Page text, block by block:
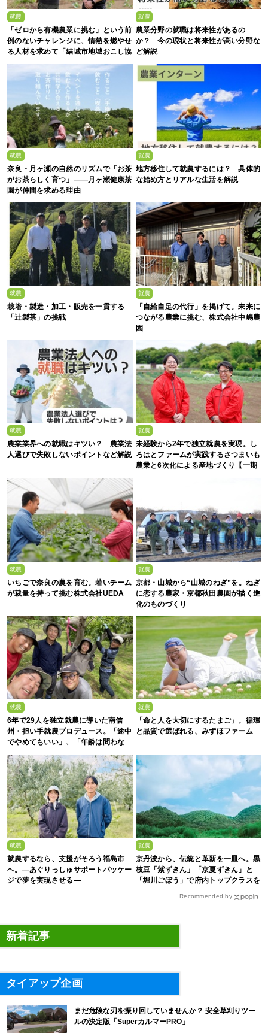
就農
「ゼロから有機農業に挑む」という前
例のないチャレンジに、情熱を燃やせ
る人材を求めて「結城市地域おこし協
力隊募集」
就農
農業分野の就職は将来性があるの
か？ 今の現状と将来性が高い分野な
ど解説
就農
奈良・月ヶ瀬の自然のリズムで「お茶
がお茶らしく育つ」――月ヶ瀬健康茶
園が仲間を求める理由
就農
地方移住して就農するには？ 具体的
な始め方とリアルな生活を解説
就農
栽培・製造・加工・販売を一貫する
「辻製茶」の挑戦
就農
「自給自足の代行」を掲げて。未来に
つながる農業に挑む、株式会社中嶋農
園
就農
農業業界への就職はキツい？ 農業法
人選びで失敗しないポイントなど解説
就農
未経験から2年で独立就農を実現。し
ろはとファームが実践するさつまいも
農業と6次化による産地づくり【一期
就農
いちごで奈良の農を育む。若いチーム
が裁量を持って挑む株式会社UEDA
就農
京都・山城から“山城のねぎ”を。ねぎ
に恋する農家・京都秋田農園が描く進
化のものづくり
就農
6年で29人を独立就農に導いた南信
州・担い手就農プロデュース。「途中
でやめてもいい」、「年齢は問わな
就農
「命と人を大切にするたまご」。循環
と品質で選ばれる、みずほファーム
就農
就農するなら、支援がそろう福島市
へ。—あぐりっしゅサポートパッケー
ジで夢を実現させる—
就農
京丹波から、伝統と革新を一皿へ。黒
枝豆「紫ずきん」「京夏ずきん」と
「堀川ごぼう」で府内トップクラスを
Recommended by
新着記事
タイアップ企画
まだ危険な刃を振り回していませんか？ 安全草刈りツー
ルの決定版「SuperカルマーPRO」